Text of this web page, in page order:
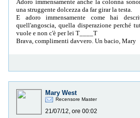
Adoro immensamente anche la colonna
una struggente dolcezza da far girar la testa.
E adoro immensamente come hai
quell'angoscia, quella disperazione perché
vuole e non c'è per lei T____T
Brava, complimenti davvero. Un bacio, Mary
Mary West
Recensore Master
21/07/12, ore 00:02